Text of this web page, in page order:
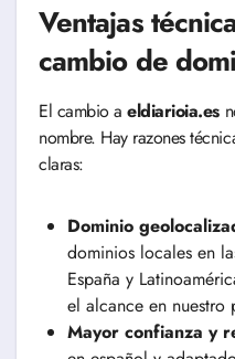
Ventajas
cambio de
El cambio aeldiarioia.es
nombre. Hay razones
claras:
Dominio
dominios locales en
España y
el alcance en
Mayor confianza y